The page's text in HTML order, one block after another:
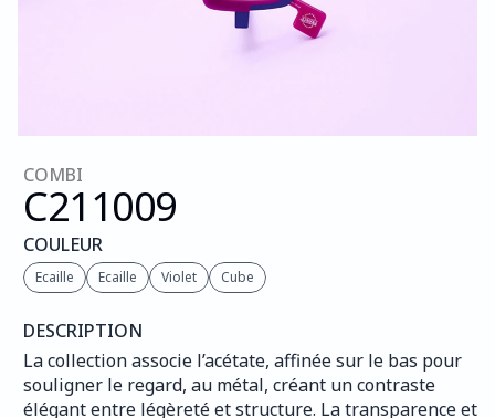
COMBI
C211009
COULEUR
Ecaille Ecaille Violet Cube
DESCRIPTION
La collection associe l’acétate, affinée sur le bas pour
souligner le regard, au métal, créant un contraste
élégant entre légèreté et structure. La transparence et